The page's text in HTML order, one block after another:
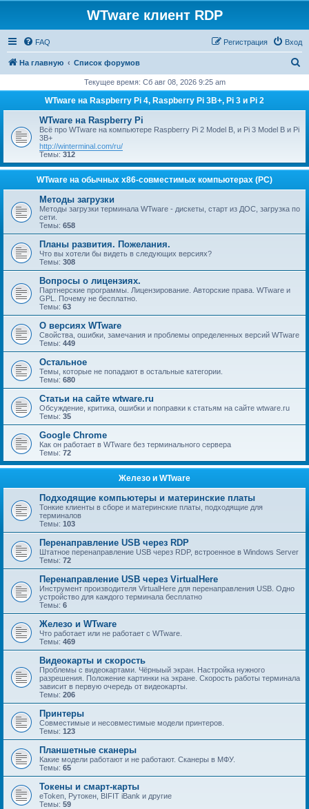
WTware клиент RDP
FAQ Вход
Регистрация
На главную Список форумов
с
Текущее время: Сб авг 08, 2026 9:25 am
WTware на Raspberry Pi 4, Raspberry Pi 3B+, Pi 3 и Pi 2
WTware на Raspberry Pi
Всё про WTware на компьютере Raspberry Pi 2 Model B, и Pi 3 Model B и Pi
3B+
http://winterminal.com/ru/
Темы: 312
WTware на обычных x86-совместимых компьютерах (PC)
Методы загрузки
Методы загрузки терминала WTware - дискеты, старт из ДОС, загрузка по
сети.
Темы: 658
Планы развития. Пожелания.
Что вы хотели бы видеть в следующих версиях?
Темы: 308
Вопросы о лицензиях.
Партнерские программы. Лицензирование. Авторские права. WTware и
GPL. Почему не бесплатно.
Темы: 63
О версиях WTware
Свойства, ошибки, замечания и проблемы определенных версий WTware
Темы: 449
Остальное
Темы, которые не попадают в остальные категории.
Темы: 680
Статьи на сайте wtware.ru
Обсуждение, критика, ошибки и поправки к статьям на сайте wtware.ru
Темы: 35
Google Chrome
Как он работает в WTware без терминального сервера
Темы: 72
Железо и WTware
Подходящие компьютеры и материнские платы
Тонкие клиенты в сборе и материнские платы, подходящие для
терминалов
Темы: 103
Перенаправление USB через RDP
Штатное перенаправление USB через RDP, встроенное в Windows Server
Темы: 72
Перенаправление USB через VirtualHere
Инструмент производителя VirtualHere для перенаправления USB. Одно
устройство для каждого терминала бесплатно
Темы: 6
Железо и WTware
Что работает или не работает с WTware.
Темы: 469
Видеокарты и скорость
Проблемы с видеокартами. Чёрныый экран. Настройка нужного
разрешения. Положение картинки на экране. Скорость работы терминала
зависит в первую очередь от видеокарты.
Темы: 206
Принтеры
Совместимые и несовместимые модели принтеров.
Темы: 123
Планшетные сканеры
Какие модели работают и не работают. Сканеры в МФУ.
Темы: 65
Токены и смарт-карты
eToken, Рутокен, BIFIT iBank и другие
Темы: 59